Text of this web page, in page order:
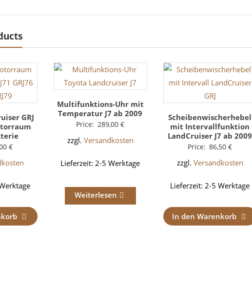
GRJ
€
Multifunktions-Uhr mit
Temperatur J7 ab 2009
Price: 289,00€
zzgl. Versandkosten
Lieferzeit:2-5 Werktage
Weiterlesen
Scheibenwischerhebel
mit Intervallfunktion
LandCruiser J7 ab 2009
Price: 86,50€
zzgl. Versandkosten
Lieferzeit:2-5 Werktage
In den Warenkorb